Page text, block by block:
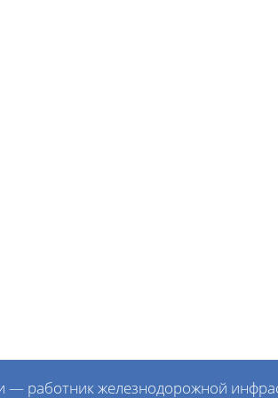
— работник железнодорожной